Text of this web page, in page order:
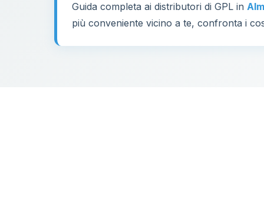
Guida completa ai distributori di GPL in
più conveniente vicino a te, confronta i